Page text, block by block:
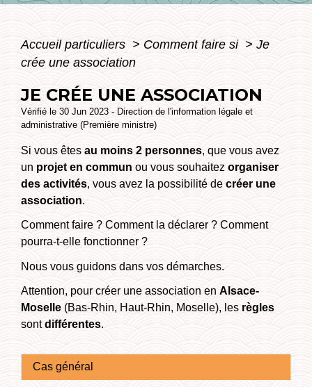
Accueil particuliers > Comment faire si > Je
crée une association
JE CRÉE UNE ASSOCIATION
Vérifié le 30 Jun 2023 - Direction de l'information légale et
administrative (Première ministre)
Si vous êtes au moins 2 personnes, que vous avez
un projet en commun ou vous souhaitez organiser
des activités, vous avez la possibilité de créer une
association.
Comment faire ? Comment la déclarer ? Comment
pourra-t-elle fonctionner ?
Nous vous guidons dans vos démarches.
Attention, pour créer une association en Alsace-
Moselle (Bas-Rhin, Haut-Rhin, Moselle), les règles
sontdifférentes.
Cas général